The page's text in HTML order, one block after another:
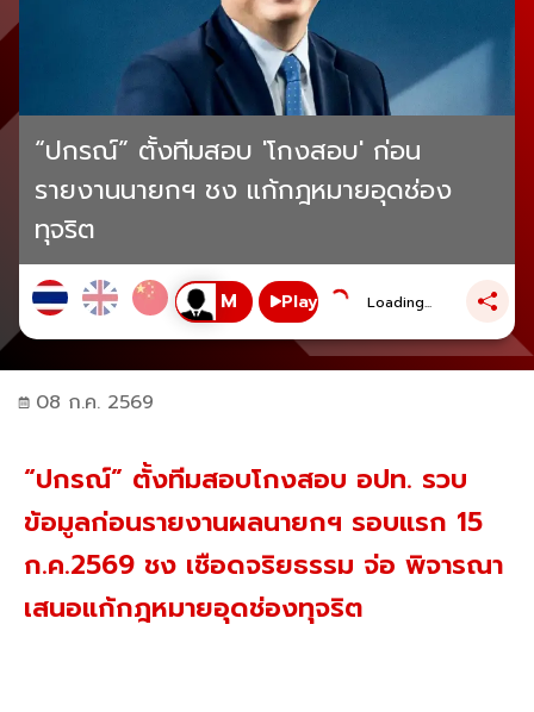
“ปกรณ์” ตั้งทีมสอบ 'โกงสอบ' ก่อน
รายงานนายกฯ ชง แก้กฎหมายอุดช่อง
ทุจริต
Play Loading...
08 ก.ค. 2569
“ปกรณ์” ตั้งทีมสอบโกงสอบ อปท. รวบ
ข้อมูลก่อนรายงานผลนายกฯ รอบแรก 15
ก.ค.2569 ชง เชือดจริยธรรม จ่อ พิจารณา
เสนอแก้กฎหมายอุดช่องทุจริต